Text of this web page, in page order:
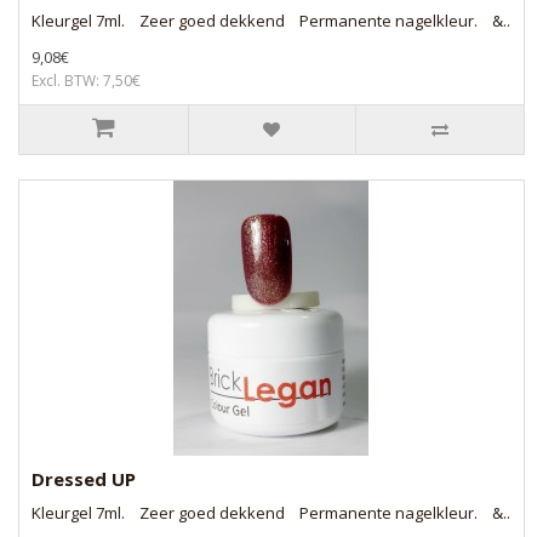
Kleurgel 7ml. Zeer goed dekkend Permanente nagelkleur. &..
9,08€
Excl. BTW: 7,50€
Dressed UP
Kleurgel 7ml. Zeer goed dekkend Permanente nagelkleur. &..